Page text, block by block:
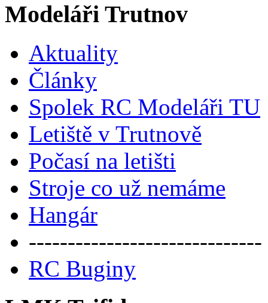
Modeláři Trutnov
Aktuality
Články
Spolek RC Modeláři TU
Letiště v Trutnově
Počasí na letišti
Stroje co už nemáme
Hangár
------------------------------
RC Buginy